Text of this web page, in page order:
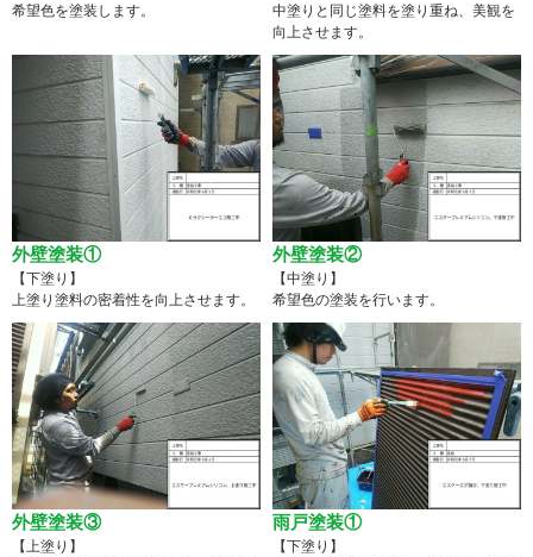
希望色を塗装します。
中塗りと同じ塗料を塗り重ね、美観を
向上させます。
外壁塗装①
【下塗り】
上塗り塗料の密着性を向上させます。
外壁塗装②
【中塗り】
希望色の塗装を行います。
外壁塗装③
【上塗り】
雨戸塗装①
【下塗り】